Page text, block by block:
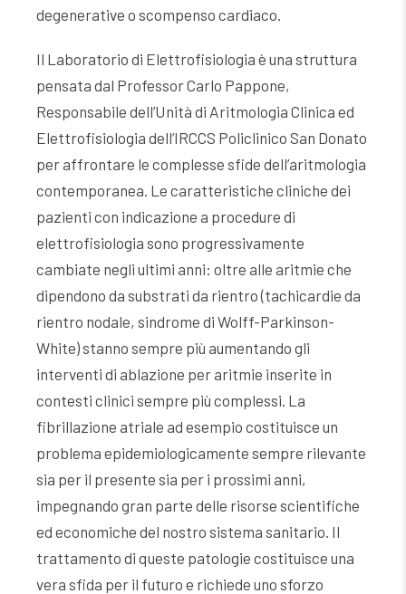
degenerative o scompenso cardiaco.
Il Laboratorio di Elettrofisiologia è una struttura
pensata dal Professor Carlo Pappone,
Responsabile dell’Unità di Aritmologia Clinica ed
Elettrofisiologia dell’IRCCS Policlinico San Donato
per affrontare le complesse sfide dell’aritmologia
contemporanea. Le caratteristiche cliniche dei
pazienti con indicazione a procedure di
elettrofisiologia sono progressivamente
cambiate negli ultimi anni: oltre alle aritmie che
dipendono da substrati da rientro (tachicardie da
rientro nodale, sindrome di Wolff-Parkinson-
White) stanno sempre più aumentando gli
interventi di ablazione per aritmie inserite in
contesti clinici sempre più complessi. La
fibrillazione atriale ad esempio costituisce un
problema epidemiologicamente sempre rilevante
sia per il presente sia per i prossimi anni,
impegnando gran parte delle risorse scientifiche
ed economiche del nostro sistema sanitario. Il
trattamento di queste patologie costituisce una
vera sfida per il futuro e richiede uno sforzo